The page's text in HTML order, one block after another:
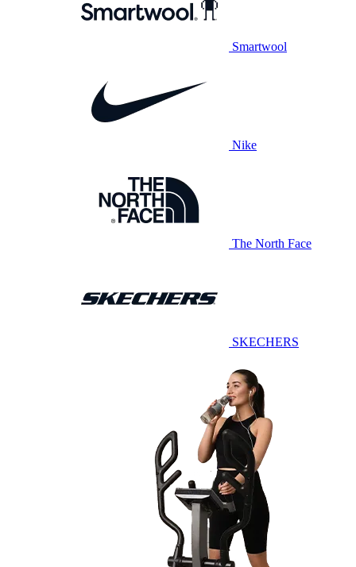
Smartwool
Nike
The North Face
SKECHERS